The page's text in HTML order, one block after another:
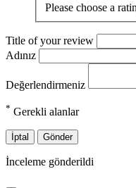
Please choose a
Title of your review
Adınız
Değerlendirmeniz
* Gerekli alanlar
İptal Gönder
İnceleme gönderildi